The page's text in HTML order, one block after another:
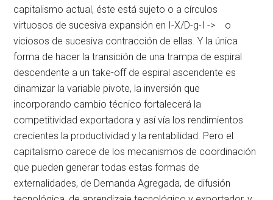
capitalismo actual, éste está sujeto o a círculos
virtuosos de sucesiva expansión en I-X/D-g-I -> o
viciosos de sucesiva contracción de ellas. Y la única
forma de hacer la transición de una trampa de espiral
descendente a un take-off de espiral ascendente es
dinamizar la variable pivote, la inversión que
incorporando cambio técnico fortalecerá la
competitividad exportadora y así vía los rendimientos
crecientes la productividad y la rentabilidad. Pero el
capitalismo carece de los mecanismos de coordinación
que pueden generar todas estas formas de
externalidades, de Demanda Agregada, de difusión